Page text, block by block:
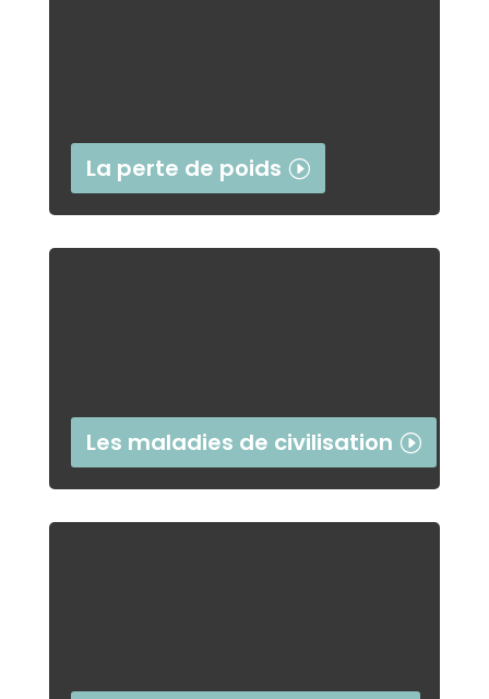
La perte de poids
Les maladies de civilisation